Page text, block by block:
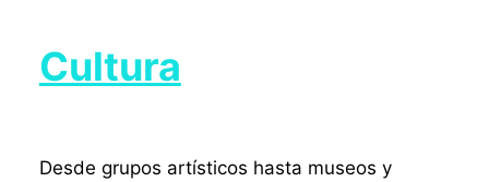
Cultura
Desde grupos artísticos hasta museos y